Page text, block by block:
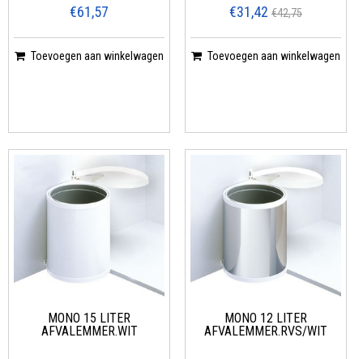
€61,57
Toevoegen aan winkelwagen
€31,42 €42,75
Toevoegen aan winkelwagen
MONO 15 LITER
AFVALEMMER.WIT
MONO 12 LITER
AFVALEMMER.RVS/WIT